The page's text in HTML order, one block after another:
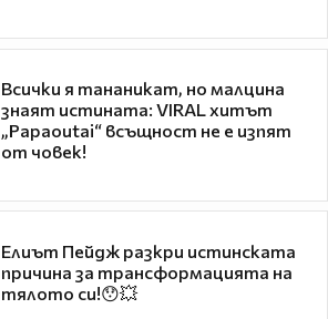
Всички я тананикат, но малцина
знаят истината: VIRAL хитът
„Papaoutai“ всъщност не е изпят
от човек!
Елиът Пейдж разкри истинската
причина за трансформацията на
тялото си!😯💥